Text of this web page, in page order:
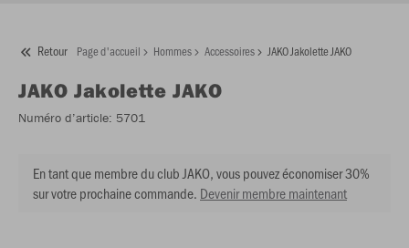
Retour Page d'accueil Hommes Accessoires JAKO Jakolette JAKO
JAKO Jakolette JAKO
Numéro d’article: 5701
En tant que membre du club JAKO, vous pouvez économiser 30%
sur votre prochaine commande. Devenir membre maintenant